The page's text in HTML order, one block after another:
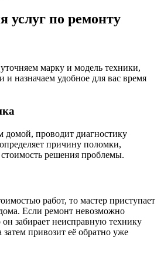
услуг по ремонту
марку и модель техники,
и назначаем удобное для вас время
домой, проводит диагностику
причину поломки,
решения проблемы.
работ, то мастер приступает
Если ремонт невозможно
забирает неисправную технику
привозит её обратно уже